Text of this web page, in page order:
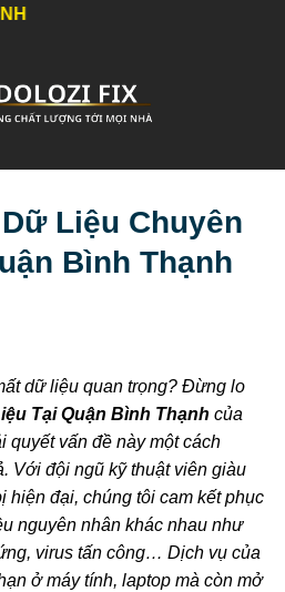
Liệu Chuyên
Bình Thạnh
dữ liệu quan trọng? Đừng lo
Tại Quận Bình Thạnh của
quyết vấn đề này một cách
Với đội ngũ kỹ thuật viên giàu
hiện đại, chúng tôi cam kết phục
nguyên nhân khác nhau như
virus tấn công… Dịch vụ của
ở máy tính, laptop mà còn mở